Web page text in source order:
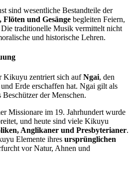
sind wesentliche Bestandteile der
Flöten und Gesänge begleiten Feiern,
traditionelle Musik vermittelt nicht
und historische Lehren.
Kikuyu zentriert sich aufNgai, den
Erde erschaffen hat. Ngai gilt als
der Menschen.
Missionare im 19. Jahrhundert wurde
und heute sind viele Kikuyu
Anglikaner und Presbyterianer.
Elemente ihres ursprünglichen
vor Natur, Ahnen und